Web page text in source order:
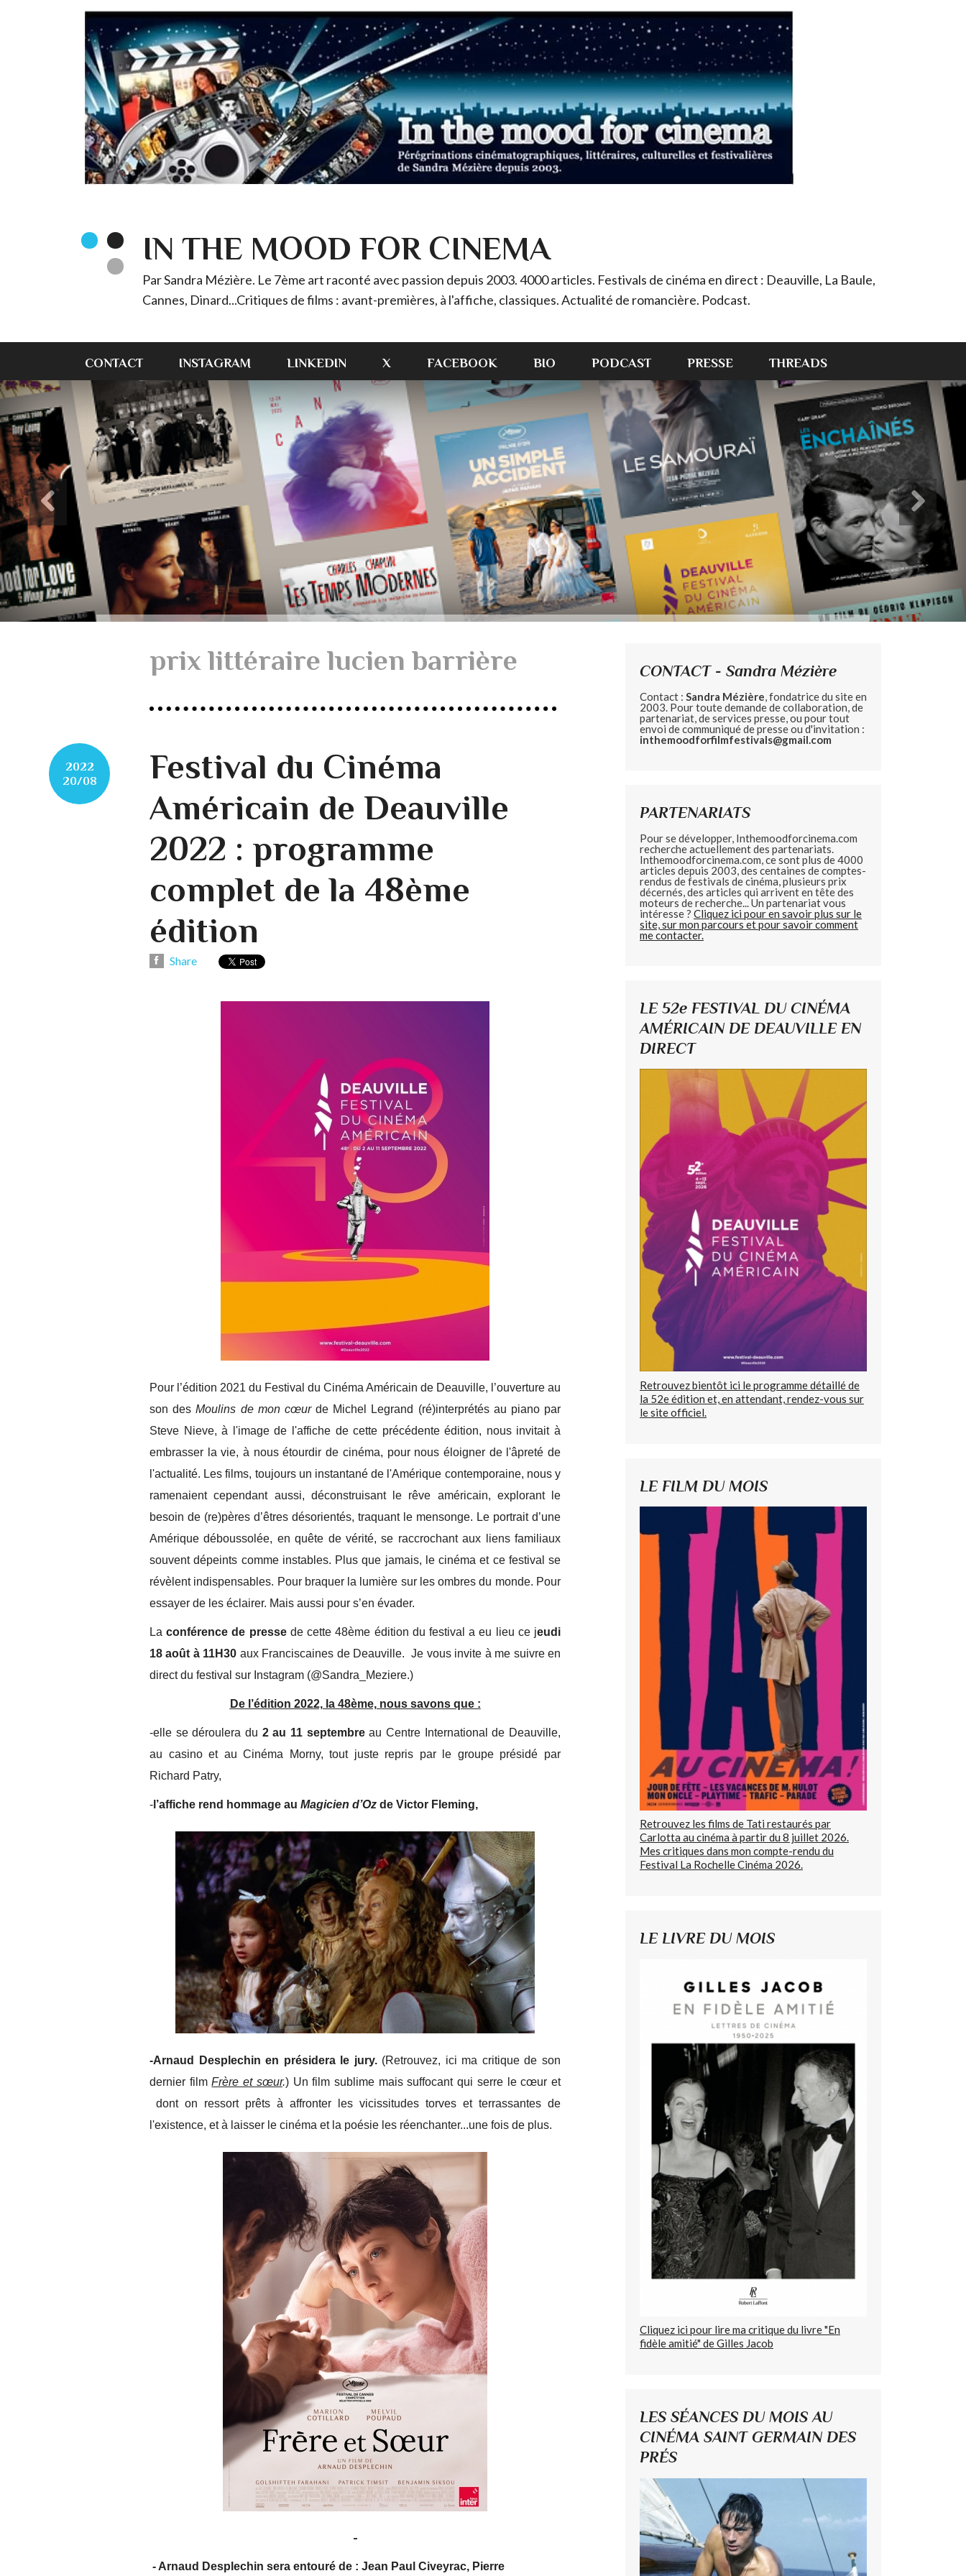
IN THE MOOD FOR CINEMA
Par Sandra Mézière. Le 7ème art raconté avec passion depuis 2003. 4000 articles. Festivals de cinéma en direct : Deauville, La Baule,
Cannes, Dinard...Critiques de films : avant-premières, à l'affiche, classiques. Actualité de romancière. Podcast.
CONTACT INSTAGRAM LINKEDIN X FACEBOOK BIO PODCAST PRESSE THREADS
prix littéraire lucien barrière
2022
20/08
Festival du Cinéma
Américain de Deauville
2022 : programme
complet de la 48ème
édition
Share
Pour l’édition 2021 du Festival du Cinéma Américain de Deauville, l’ouverture au
son desMoulins de mon cœurde Michel Legrand (ré)interprétés au piano par
Steve Nieve, à l'image de l'affiche de cette précédente édition, nous invitait à
embrasser la vie, à nous étourdir de cinéma, pour nous éloigner de l'âpreté de
l'actualité. Les films, toujours un instantané de l'Amérique contemporaine, nous y
ramenaient cependant aussi, déconstruisant le rêve américain, explorant le
besoin de (re)pères d’êtres désorientés, traquant le mensonge. Le portrait d’une
Amérique déboussolée, en quête de vérité, se raccrochant aux liens familiaux
souvent dépeints comme instables. Plus que jamais, le cinéma et ce festival se
révèlent indispensables. Pour braquer la lumière sur les ombres du monde. Pour
essayer de les éclairer. Mais aussi pour s’en évader.
Laconférence de pressede cette 48ème édition du festival a eu lieu ce jeudi
18 août à 11H30 aux Franciscaines de Deauville. Je vous invite à me suivre en
direct du festival sur Instagram (@Sandra_Meziere.)
De l’édition 2022, la 48ème, nous savons que :
-elle se déroulera du 2 au 11 septembreau Centre International de Deauville,
au casino et au Cinéma Morny, tout juste repris par le groupe présidé par
Richard Patry,
- l’affiche rend hommage au Magicien d’Oz de Victor Fleming,
-Arnaud Desplechin en présidera le jury.(Retrouvez, ici ma critique de son
dernier filmFrère et sœur.) Un film sublime mais suffocant qui serre le cœur et
dont on ressort prêts à affronter les vicissitudes torves et terrassantes de
l'existence, et à laisser le cinéma et la poésie les réenchanter...une fois de plus.
-
- Arnaud Desplechin sera entouré de : Jean Paul Civeyrac, Pierre
CONTACT - Sandra Mézière
Contact : Sandra Mézière, fondatrice du site en
2003. Pour toute demande de collaboration, de
partenariat, de services presse, ou pour tout
envoi de communiqué de presse ou d'invitation :
inthemoodforfilmfestivals@gmail.com
PARTENARIATS
Pour se développer, Inthemoodforcinema.com
recherche actuellement des partenariats.
Inthemoodforcinema.com, ce sont plus de 4000
articles depuis 2003, des centaines de comptes-
rendus de festivals de cinéma, plusieurs prix
décernés, des articles qui arrivent en tête des
moteurs de recherche... Un partenariat vous
intéresse ? Cliquez ici pour en savoir plus sur le
site, sur mon parcours et pour savoir comment
me contacter.
LE 52e FESTIVAL DU CINÉMA
AMÉRICAIN DE DEAUVILLE EN
DIRECT
Retrouvez bientôt ici le programme détaillé de
la 52e édition et, en attendant, rendez-vous sur
le site officiel.
LE FILM DU MOIS
Retrouvez les films de Tati restaurés par
Carlotta au cinéma à partir du 8 juillet 2026.
Mes critiques dans mon compte-rendu du
Festival La Rochelle Cinéma 2026.
LE LIVRE DU MOIS
Cliquez ici pour lire ma critique du livre "En
fidèle amitié" de Gilles Jacob
LES SÉANCES DU MOIS AU
CINÉMA SAINT GERMAIN DES
PRÉS